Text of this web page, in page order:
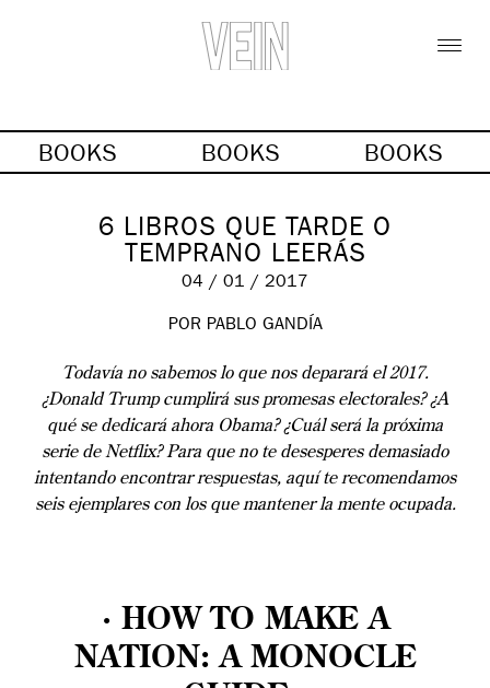
BOOKS BOOKS BOOKS
6 LIBROS QUE TARDE O
TEMPRANO LEERÁS
04 / 01 / 2017
POR PABLO GANDÍA
Todavía no sabemos lo que nos deparará el 2017.
¿Donald Trump cumplirá sus promesas electorales? ¿A
qué se dedicará ahora Obama? ¿Cuál será la próxima
serie de Netflix? Para que no te desesperes demasiado
intentando encontrar respuestas, aquí te recomendamos
seis ejemplares con los que mantener la mente ocupada.
· HOW TO MAKE A
NATION: A MONOCLE